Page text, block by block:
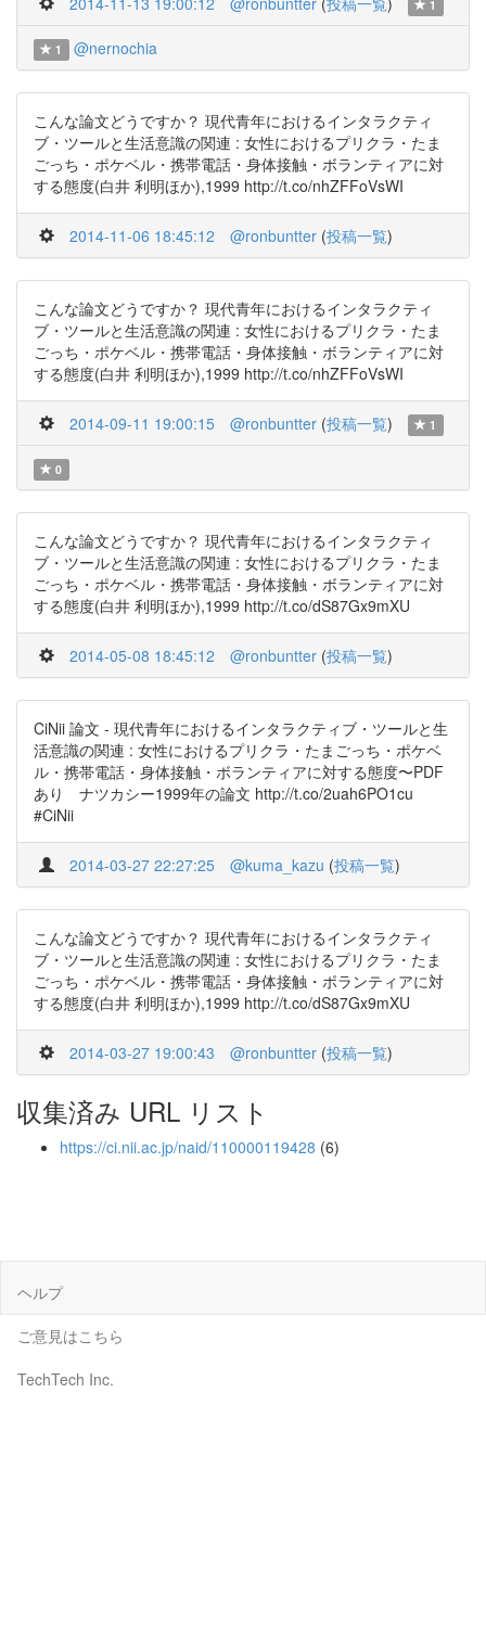
1
1 @nernochia
こんな論文どうですか？ 現代青年におけるインタラクティ
ブ・ツールと生活意識の関連 : 女性におけるプリクラ・たま
ごっち・ポケベル・携帯電話・身体接触・ボランティアに対
する態度(白井 利明ほか),1999 http://t.co/nhZFFoVsWI
2014-11-06 18:45:12 @ronbuntter (投稿一覧)
こんな論文どうですか？ 現代青年におけるインタラクティ
ブ・ツールと生活意識の関連 : 女性におけるプリクラ・たま
ごっち・ポケベル・携帯電話・身体接触・ボランティアに対
する態度(白井 利明ほか),1999 http://t.co/nhZFFoVsWI
2014-09-11 19:00:15 @ronbuntter (投稿一覧) 1
0
こんな論文どうですか？ 現代青年におけるインタラクティ
ブ・ツールと生活意識の関連 : 女性におけるプリクラ・たま
ごっち・ポケベル・携帯電話・身体接触・ボランティアに対
する態度(白井 利明ほか),1999 http://t.co/dS87Gx9mXU
2014-05-08 18:45:12 @ronbuntter (投稿一覧)
CiNii 論文 - 現代青年におけるインタラクティブ・ツールと生
活意識の関連 : 女性におけるプリクラ・たまごっち・ポケベ
ル・携帯電話・身体接触・ボランティアに対する態度〜PDF
あり ナツカシー1999年の論文 http://t.co/2uah6PO1cu
#CiNii
2014-03-27 22:27:25 @kuma_kazu (投稿一覧)
こんな論文どうですか？ 現代青年におけるインタラクティ
ブ・ツールと生活意識の関連 : 女性におけるプリクラ・たま
ごっち・ポケベル・携帯電話・身体接触・ボランティアに対
する態度(白井 利明ほか),1999 http://t.co/dS87Gx9mXU
2014-03-27 19:00:43 @ronbuntter (投稿一覧)
収集済み URL リスト
https://ci.nii.ac.jp/naid/110000119428 (6)
ヘルプ
ご意見はこちら
TechTech Inc.